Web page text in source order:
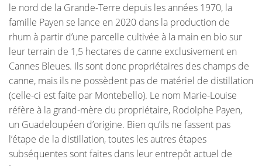
le nord de la Grande-Terre depuis les années 1970, la
famille Payen se lance en 2020 dans la production de
rhum à partir d’une parcelle cultivée à la main en bio sur
leur terrain de 1,5 hectares de canne exclusivement en
Cannes Bleues. Ils sont donc propriétaires des champs de
canne, mais ils ne possèdent pas de matériel de distillation
(celle-ci est faite par Montebello). Le nom Marie-Louise
réfère à la grand-mère du propriétaire, Rodolphe Payen,
un Guadeloupéen d’origine. Bien qu’ils ne fassent pas
l’étape de la distillation, toutes les autres étapes
subséquentes sont faites dans leur entrepôt actuel de